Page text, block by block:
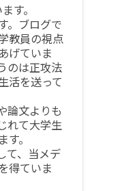
す。
。ブログで
教員の視点
げていま
のは正攻法
活を送って
論文よりも
れて大学生
。
て、当メデ
得ていま